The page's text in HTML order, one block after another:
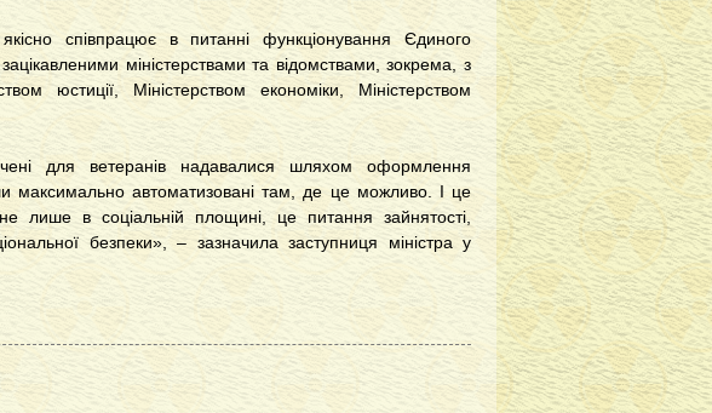
співпрацює в питанні функціонування Єдиного
міністерствами та відомствами, зокрема, з
юстиції, Міністерством економіки, Міністерством
для ветеранів надавалися шляхом оформлення
максимально автоматизовані там, де це можливо. І це
лише в соціальній площині, це питання зайнятості,
безпеки», – зазначила заступниця міністра у